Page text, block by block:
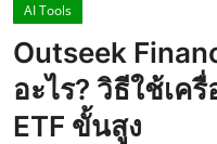
AI Tools
ChatGPT Prompts
ข่าว AI รอบโลก
AI Tools
Outseek
อะไร? วิธีใช้เค
ETF ขั้นสูง